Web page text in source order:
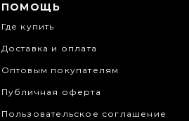
ПОМОЩЬ
Где купить
Доставка и оплата
Оптовым покупателям
Публичная оферта
Пользовательское соглашение